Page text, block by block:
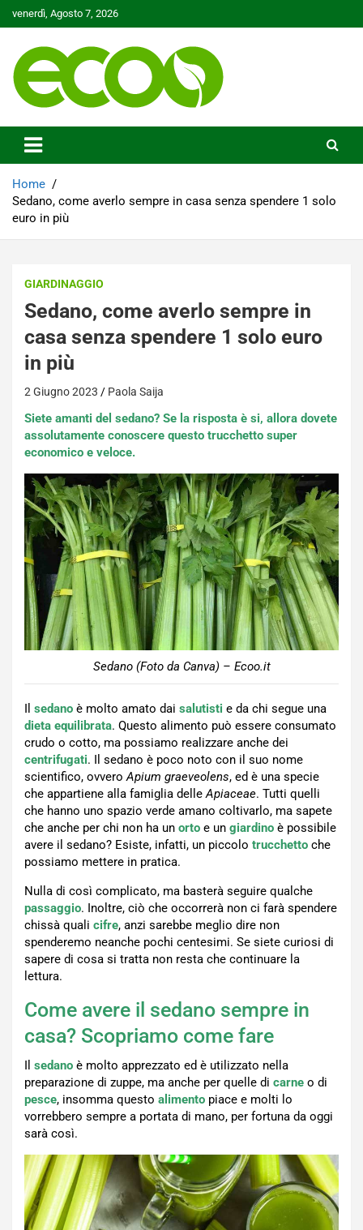
to
venerdì, Agosto 7, 2026
Ecoo.it
Home
Sedano, come averlo sempre in casa senza spendere 1 solo
euro in più
GIARDINAGGIO
Sedano, come averlo sempre in
casa senza spendere 1 solo euro
in più
2 Giugno 2023 Paola Saija
Siete amanti del sedano? Se la risposta è si, allora dovete
assolutamente conoscere questo trucchetto super
economico e veloce.
Sedano (Foto da Canva) – Ecoo.it
Il sedano è molto amato dai salutisti e da chi segue una
dieta equilibrata. Questo alimento può essere consumato
crudo o cotto, ma possiamo realizzare anche dei
centrifugati. Il sedano è poco noto con il suo nome
scientifico, ovveroApium graeveolens, ed è una specie
che appartiene alla famiglia delleApiaceae. Tutti quelli
che hanno uno spazio verde amano coltivarlo, ma sapete
che anche per chi non ha un orto e un giardino è possibile
avere il sedano? Esiste, infatti, un piccolo trucchetto che
possiamo mettere in pratica.
Nulla di così complicato, ma basterà seguire qualche
passaggio. Inoltre, ciò che occorrerà non ci farà spendere
chissà quali cifre, anzi sarebbe meglio dire non
spenderemo neanche pochi centesimi. Se siete curiosi di
sapere di cosa si tratta non resta che continuare la
lettura.
Come avere il sedano sempre in
casa? Scopriamo come fare
Il sedano è molto apprezzato ed è utilizzato nella
preparazione di zuppe, ma anche per quelle di carne o di
pesce, insomma questo alimento piace e molti lo
vorrebbero sempre a portata di mano, per fortuna da oggi
sarà così.